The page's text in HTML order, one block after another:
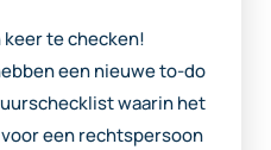
keer te checken!
een nieuwe to-do
waarin het
een rechtspersoon